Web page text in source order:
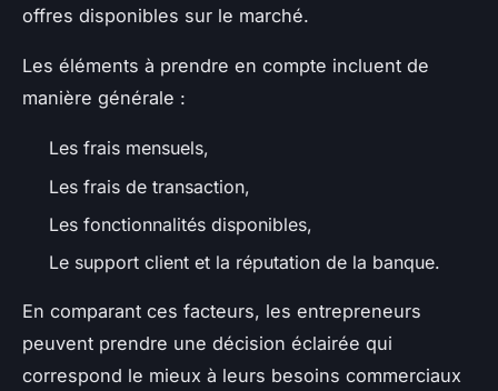
offres disponibles sur le marché.
Les éléments à prendre en compte incluent de
manière générale :
Les frais mensuels,
Les frais de transaction,
Les fonctionnalités disponibles,
Le support client et la réputation de la banque.
En comparant ces facteurs, les entrepreneurs
peuvent prendre une décision éclairée qui
correspond le mieux à leurs besoins commerciaux